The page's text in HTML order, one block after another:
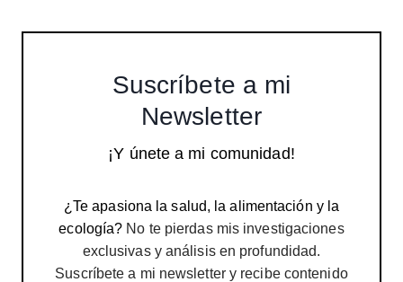
Suscríbete a mi
Newsletter
¡Y únete a mi comunidad!
¿Te apasiona la salud, la alimentación y la
ecología? No te pierdas mis investigaciones
exclusivas y análisis en profundidad.
Suscríbete a mi newsletter y recibe contenido